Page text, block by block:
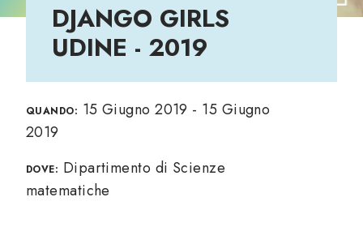
DJANGO GIRLS
UDINE - 2019
QUANDO: 15 Giugno 2019 - 15 Giugno
2019
DOVE: Dipartimento di Scienze
matematiche